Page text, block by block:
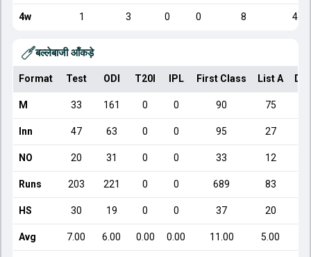
4w 1 3 0 0 8 4
बल्लेबाजी आँकड़े
Format Test ODI T20I IPL First Class List A
M 33 161 0 0 90 75
Inn 47 63 0 0 95 27
NO 20 31 0 0 33 12
Runs 203 221 0 0 689 83
HS 30 19 0 0 37 20
Avg 7.00 6.00 0.00 0.00 11.00 5.00